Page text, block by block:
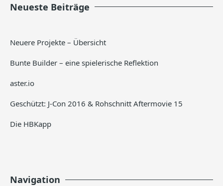
Neueste Beiträge
Neuere Projekte – Übersicht
Bunte Builder – eine spielerische Reflektion
aster.io
Geschützt: J-Con 2016 & Rohschnitt Aftermovie 15
Die HBKapp
Navigation